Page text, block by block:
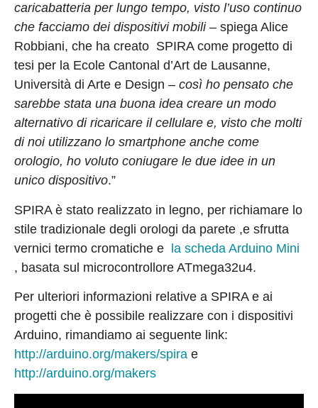
caricabatteria per lungo tempo, visto l’uso continuo
che facciamo dei dispositivi mobili– spiega Alice
Robbiani, che ha creato SPIRA come progetto di
tesi per la Ecole Cantonal d’Art de Lausanne,
Università di Arte e Design – così ho pensato che
sarebbe stata una buona idea creare un modo
alternativo di ricaricare il cellulare e, visto che molti
di noi utilizzano lo smartphone anche come
orologio, ho voluto coniugare le due idee in un
unico dispositivo.”
SPIRA è stato realizzato in legno, per richiamare lo
stile tradizionale degli orologi da parete ,e sfrutta
vernici termo cromatiche e la scheda Arduino Mini
, basata sul microcontrollore ATmega32u4.
Per ulteriori informazioni relative a SPIRA e ai
progetti che è possibile realizzare con i dispositivi
Arduino, rimandiamo ai seguente link:
http://arduino.org/makers/spira e
http://arduino.org/makers